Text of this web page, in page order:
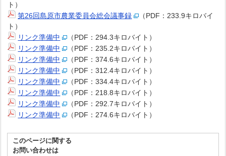
ト）
第26回島原市農業委員会総会議事録
（PDF：233.9キロバイ
ト）
リンク準備中
（PDF：294.3キロバイト）
リンク準備中
（PDF：235.2キロバイト）
リンク準備中
（PDF：374.6キロバイト）
リンク準備中
（PDF：312.4キロバイト）
リンク準備中
（PDF：334.4キロバイト）
リンク準備中
（PDF：218.8キロバイト）
リンク準備中
（PDF：292.7キロバイト）
リンク準備中
（PDF：274.6キロバイト）
このページに関する
お問い合わせは